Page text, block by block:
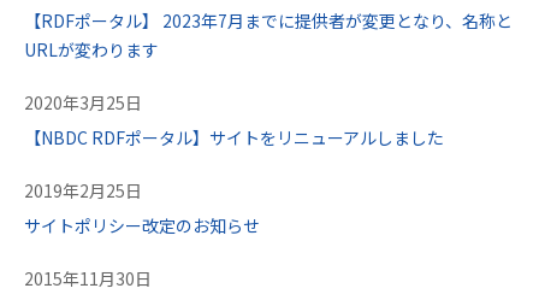
【RDFポータル】 2023年7月までに提供者が変更となり、名称と
URLが変わります
2020年3月25日
【NBDC RDFポータル】サイトをリニューアルしました
2019年2月25日
サイトポリシー改定のお知らせ
2015年11月30日